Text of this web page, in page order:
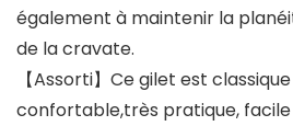
également à maintenir la
de la cravate.
【Assorti】Ce gilet est
confortable,très pratique, facile